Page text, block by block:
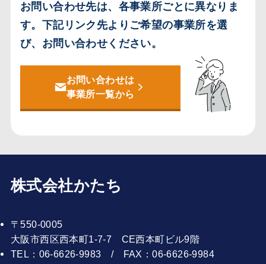
お問い合わせ先は、各事業所ごとに異なりま
す。 下記リンク先よりご希望の事業所を選
び、お問い合わせください。
お問い合わせは
事業所一覧から
株式会社かたち
〒550-0005
大阪市西区西本町1-7-7 CE西本町ビル9階
TEL：06-6626-9983 / FAX：06-6626-9984